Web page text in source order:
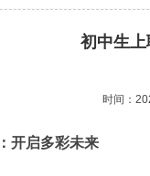
初中生
时间：
开启多彩未来